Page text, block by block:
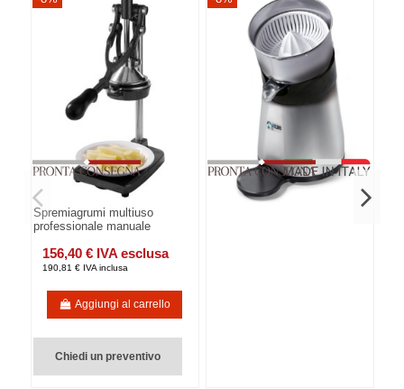
Spremiagrumi multiuso
professionale manuale
156,40 € IVA esclusa
190,81 € IVA inclusa
Aggiungi al carrello
Chiedi un preventivo